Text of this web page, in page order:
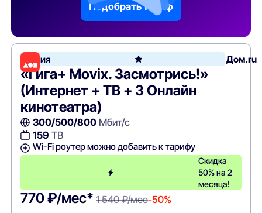
Подобрать тариф
Акция Дом.ru
«Гига+ Movix. Засмотрись!»
(Интернет + ТВ + 3 Онлайн
кинотеатра)
300/500/800Мбит/с
159 ТВ
Wi-Fi роутер можно добавить к тарифу
Скидка
50% на 2
месяца!
770 ₽/мес* 1 540 ₽/мес-50%